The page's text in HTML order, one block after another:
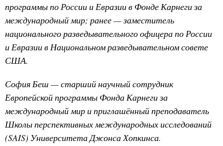
программы по России и Евразии в Фонде Карнеги за
международный мир; ранее — заместитель
национального разведывательного офицера по России
и Евразии в Национальном разведывательном совете
США.
София Беш — старший научный сотрудник
Европейской программы Фонда Карнеги за
международный мир и приглашённый преподаватель
Школы перспективных международных исследований
(SAIS) Университета Джонса Хопкинса.